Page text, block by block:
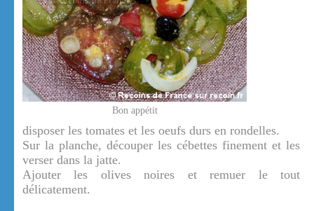
Bon appétit
disposer les tomates et les oeufs durs en rondelles.
Sur la planche, découper les cébettes finement et les
verser dans la jatte.
Ajouter les olives noires et remuer le tout
délicatement.